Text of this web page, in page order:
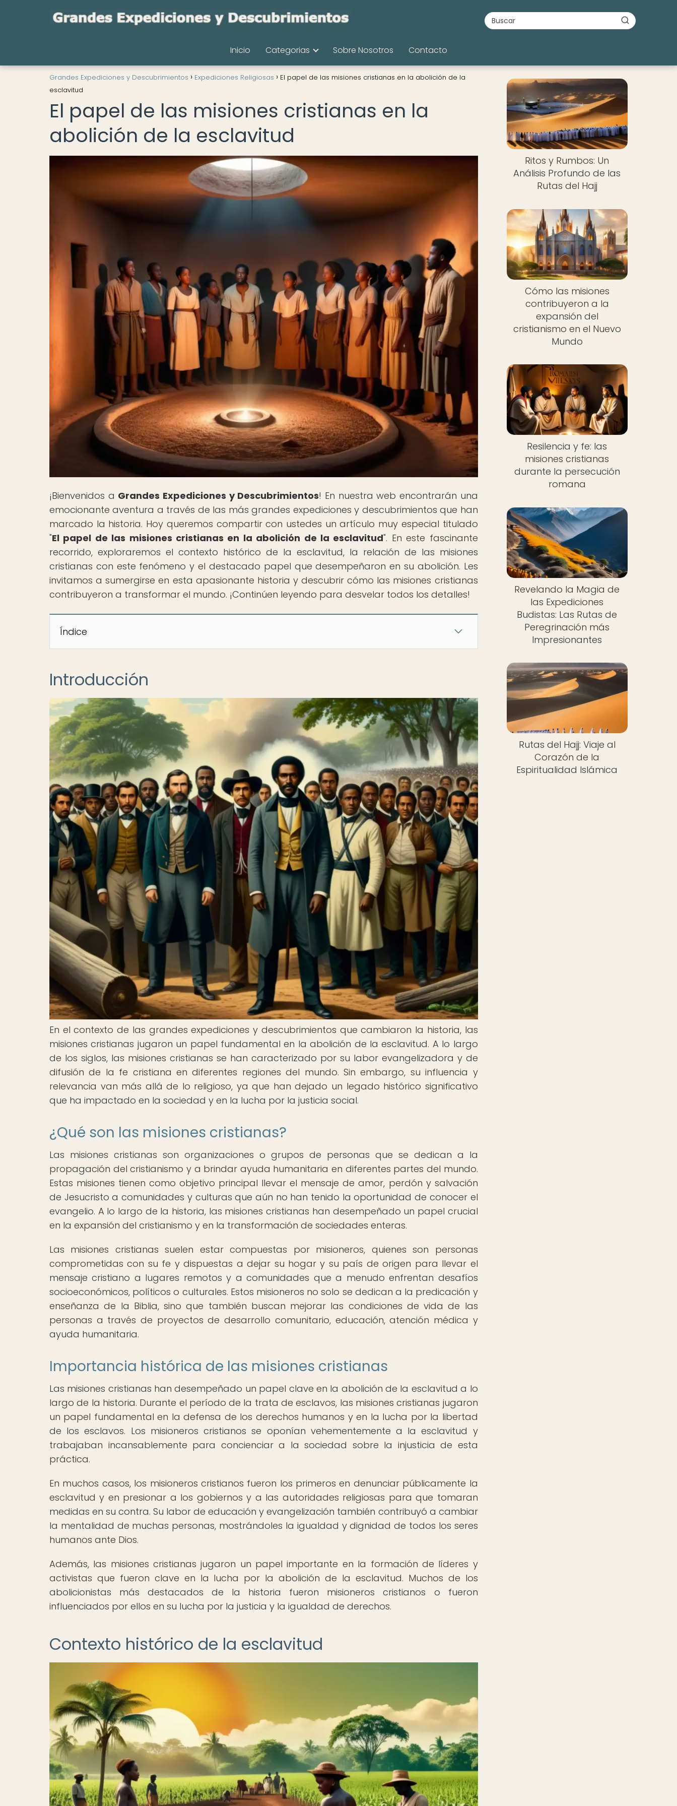
Inicio Categorias Sobre Nosotros Contacto
Grandes Expediciones y Descubrimientos Expediciones Religiosas
El papel de las misiones cristianas en la abolición de la
esclavitud
El papel de las misiones cristianas en la
abolición de la esclavitud
¡Bienvenidos a Grandes Expediciones y Descubrimientos! En nuestra web encontrarán una
emocionante aventura a través de las más grandes expediciones y descubrimientos que han
marcado la historia. Hoy queremos compartir con ustedes un artículo muy especial titulado
"El papel de las misiones cristianas en la abolición de la esclavitud". En este fascinante
recorrido, exploraremos el contexto histórico de la esclavitud, la relación de las misiones
cristianas con este fenómeno y el destacado papel que desempeñaron en su abolición. Les
invitamos a sumergirse en esta apasionante historia y descubrir cómo las misiones cristianas
contribuyeron a transformar el mundo. ¡Continúen leyendo para desvelar todos los detalles!
Índice
Introducción
En el contexto de las grandes expediciones y descubrimientos que cambiaron la historia, las
misiones cristianas jugaron un papel fundamental en la abolición de la esclavitud. A lo largo
de los siglos, las misiones cristianas se han caracterizado por su labor evangelizadora y de
difusión de la fe cristiana en diferentes regiones del mundo. Sin embargo, su influencia y
relevancia van más allá de lo religioso, ya que han dejado un legado histórico significativo
que ha impactado en la sociedad y en la lucha por la justicia social.
¿Qué son las misiones cristianas?
Las misiones cristianas son organizaciones o grupos de personas que se dedican a la
propagación del cristianismo y a brindar ayuda humanitaria en diferentes partes del mundo.
Estas misiones tienen como objetivo principal llevar el mensaje de amor, perdón y salvación
de Jesucristo a comunidades y culturas que aún no han tenido la oportunidad de conocer el
evangelio. A lo largo de la historia, las misiones cristianas han desempeñado un papel crucial
en la expansión del cristianismo y en la transformación de sociedades enteras.
Las misiones cristianas suelen estar compuestas por misioneros, quienes son personas
comprometidas con su fe y dispuestas a dejar su hogar y su país de origen para llevar el
mensaje cristiano a lugares remotos y a comunidades que a menudo enfrentan desafíos
socioeconómicos, políticos o culturales. Estos misioneros no solo se dedican a la predicación y
enseñanza de la Biblia, sino que también buscan mejorar las condiciones de vida de las
personas a través de proyectos de desarrollo comunitario, educación, atención médica y
ayuda humanitaria.
Importancia histórica de las misiones cristianas
Las misiones cristianas han desempeñado un papel clave en la abolición de la esclavitud a lo
largo de la historia. Durante el período de la trata de esclavos, las misiones cristianas jugaron
un papel fundamental en la defensa de los derechos humanos y en la lucha por la libertad
de los esclavos. Los misioneros cristianos se oponían vehementemente a la esclavitud y
trabajaban incansablemente para concienciar a la sociedad sobre la injusticia de esta
práctica.
En muchos casos, los misioneros cristianos fueron los primeros en denunciar públicamente la
esclavitud y en presionar a los gobiernos y a las autoridades religiosas para que tomaran
medidas en su contra. Su labor de educación y evangelización también contribuyó a cambiar
la mentalidad de muchas personas, mostrándoles la igualdad y dignidad de todos los seres
humanos ante Dios.
Además, las misiones cristianas jugaron un papel importante en la formación de líderes y
activistas que fueron clave en la lucha por la abolición de la esclavitud. Muchos de los
abolicionistas más destacados de la historia fueron misioneros cristianos o fueron
influenciados por ellos en su lucha por la justicia y la igualdad de derechos.
Contexto histórico de la esclavitud
Ritos y Rumbos: Un
Análisis Profundo de las
Rutas del Hajj
Cómo las misiones
contribuyeron a la
expansión del
cristianismo en el Nuevo
Mundo
Resilencia y fe: las
misiones cristianas
durante la persecución
romana
Revelando la Magia de
las Expediciones
Budistas: Las Rutas de
Peregrinación más
Impresionantes
Rutas del Hajj: Viaje al
Corazón de la
Espiritualidad Islámica